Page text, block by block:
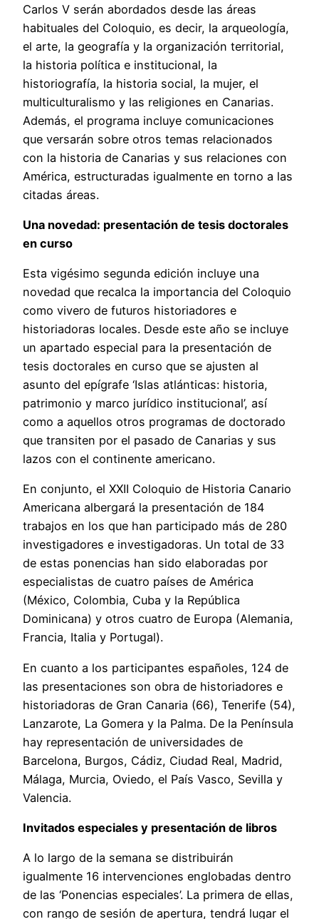
Carlos V serán abordados desde las áreas
habituales del Coloquio, es decir, la arqueología,
el arte, la geografía y la organización territorial,
la historia política e institucional, la
historiografía, la historia social, la mujer, el
multiculturalismo y las religiones en Canarias.
Además, el programa incluye comunicaciones
que versarán sobre otros temas relacionados
con la historia de Canarias y sus relaciones con
América, estructuradas igualmente en torno a las
citadas áreas.
Una novedad: presentación de tesis doctorales
en curso
Esta vigésimo segunda edición incluye una
novedad que recalca la importancia del Coloquio
como vivero de futuros historiadores e
historiadoras locales. Desde este año se incluye
un apartado especial para la presentación de
tesis doctorales en curso que se ajusten al
asunto del epígrafe ‘Islas atlánticas: historia,
patrimonio y marco jurídico institucional’, así
como a aquellos otros programas de doctorado
que transiten por el pasado de Canarias y sus
lazos con el continente americano.
En conjunto, el XXII Coloquio de Historia Canario
Americana albergará la presentación de 184
trabajos en los que han participado más de 280
investigadores e investigadoras. Un total de 33
de estas ponencias han sido elaboradas por
especialistas de cuatro países de América
(México, Colombia, Cuba y la República
Dominicana) y otros cuatro de Europa (Alemania,
Francia, Italia y Portugal).
En cuanto a los participantes españoles, 124 de
las presentaciones son obra de historiadores e
historiadoras de Gran Canaria (66), Tenerife (54),
Lanzarote, La Gomera y la Palma. De la Península
hay representación de universidades de
Barcelona, Burgos, Cádiz, Ciudad Real, Madrid,
Málaga, Murcia, Oviedo, el País Vasco, Sevilla y
Valencia.
Invitados especiales y presentación de libros
A lo largo de la semana se distribuirán
igualmente 16 intervenciones englobadas dentro
de las ‘Ponencias especiales’. La primera de ellas,
con rango de sesión de apertura, tendrá lugar el